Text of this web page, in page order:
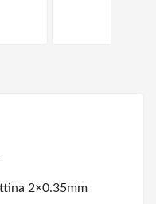
2×0.35mm